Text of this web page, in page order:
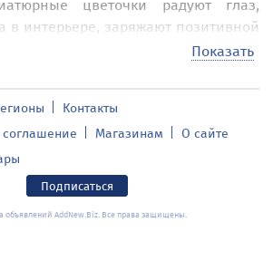
цветочки радуют глаз,
в интерьере, заряжают позитивной
настроение и превосходно
- такой выбор предоставлен
доски бесплатных объявлений
растения для дома и
бесплатных объявлений
Показать
Контакты
соглашение
Магазинам
О сайте
Подписаться
объявлений AddNew.Biz. Все права защищены.